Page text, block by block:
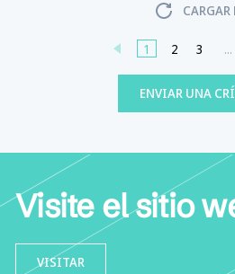
CARGAR
1 2 3 ...
ENVIAR UNA
Visite el sitio
VISITAR